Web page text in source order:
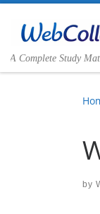
Skip to content
A Complete Study
by